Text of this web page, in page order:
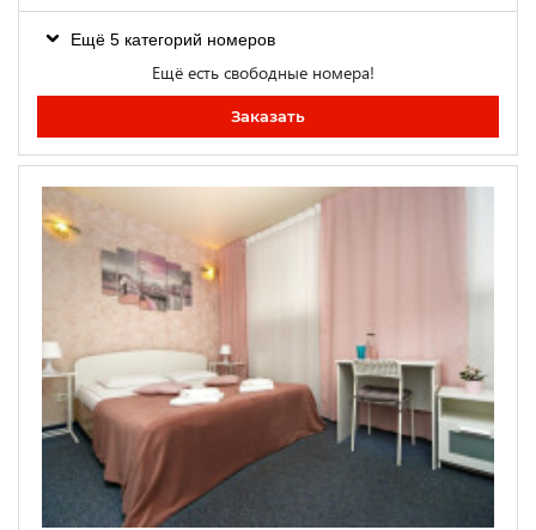
Ещё 5 категорий номеров
Ещё есть свободные номера!
Заказать